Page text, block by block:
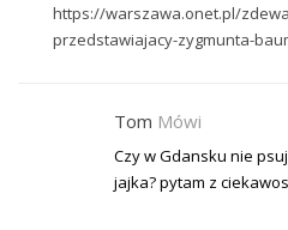
https://warszawa.onet.pl/
przedstawiajacy-zygmunta-
Tom Mówi
Czy w Gdansku nie
jajka? pytam z